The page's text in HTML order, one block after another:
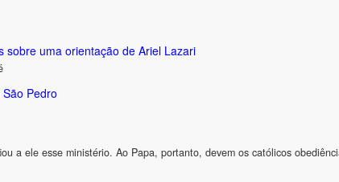
sobre uma orientação de Ariel Lazari
Pedro
a ele esse ministério. Ao Papa, portanto, devem os católicos